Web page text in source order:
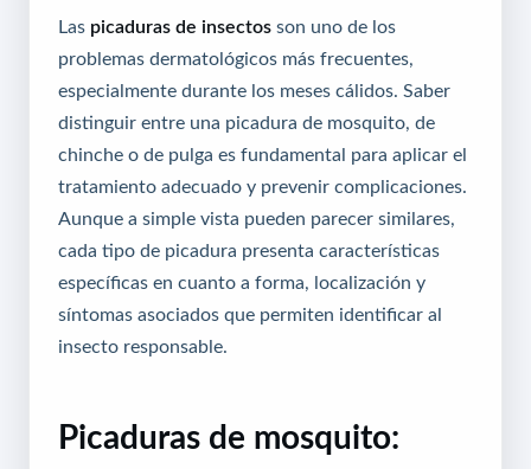
Las picaduras de insectos son uno de los
problemas dermatológicos más frecuentes,
especialmente durante los meses cálidos. Saber
distinguir entre una picadura de mosquito, de
chinche o de pulga es fundamental para aplicar el
tratamiento adecuado y prevenir complicaciones.
Aunque a simple vista pueden parecer similares,
cada tipo de picadura presenta características
específicas en cuanto a forma, localización y
síntomas asociados que permiten identificar al
insecto responsable.
Picaduras de mosquito: